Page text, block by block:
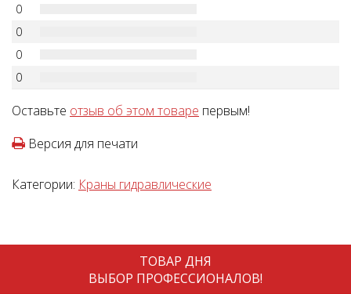
0
0
0
0
Оставьте отзыв об этом товаре первым!
Версия для печати
Категории: Краны гидравлические
ТОВАР ДНЯ
ВЫБОР ПРОФЕССИОНАЛОВ!